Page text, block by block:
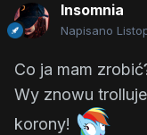
Insomnia
Napisano
Co ja mam
Wy znowu
korony!